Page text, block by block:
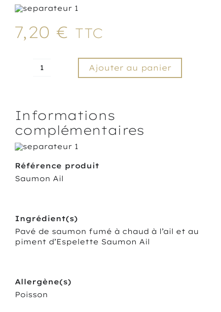
7,20 € TTC
quantité
saumon
fumé
à
l’ail
au
piment
Ajouter au panier
Informations
complémentaires
Référence produit
Saumon Ail
Ingrédient(s)
Pavé de saumon fumé à chaud à l’ail et au
piment d’Espelette Saumon Ail
Allergène(s)
Poisson